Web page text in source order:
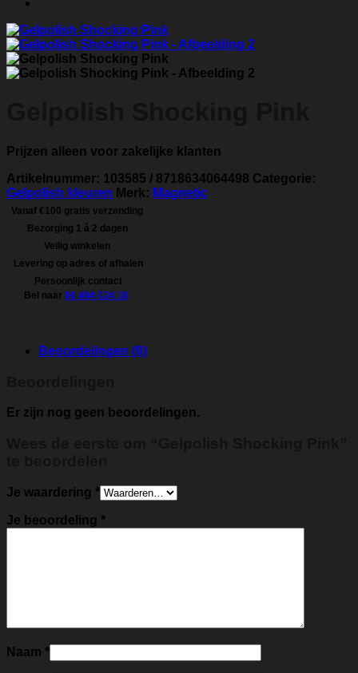
Prijzen alleen voor zakelijke klanten
Artikelnummer: 103585 / 8718634064498 Categorie:
Gelpolish kleuren Merk: Magnetic
Vanaf €100 gratis verzending
Bezorging 1 á 2 dagen
Veilig winkelen
Levering op adres of afhalen
Persoonlijk contact
Bel naar 06 484 024 18
Beoordelingen (0)
Er zijn nog geen beoordelingen.
Je waardering *
Je beoordeling *
Naam *